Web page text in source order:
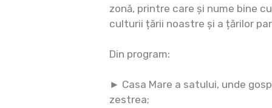
zonă, printre care și nume bine
culturii țării noastre și a țărilor
Din program:
► Casa Mare a satului, unde
zestrea;